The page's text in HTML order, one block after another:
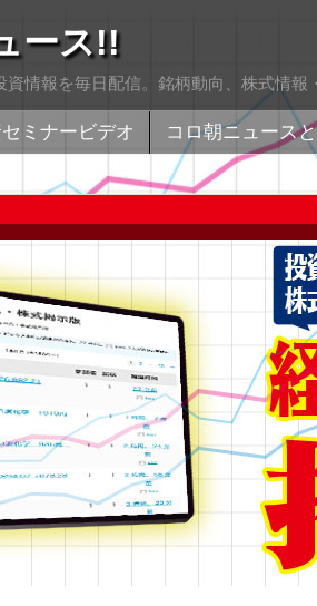
ース!!
資情報を毎日配信。銘柄動向、株式情
ミナービデオ
コロ朝ニュース